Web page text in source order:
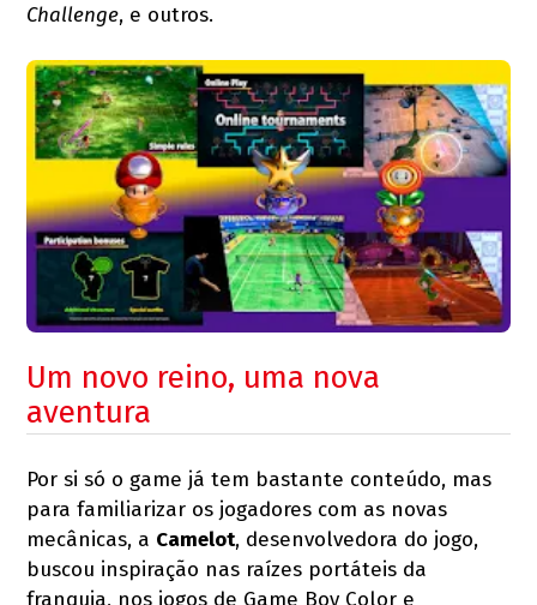
Challenge, e outros.
Um novo reino, uma nova
aventura
Por si só o game já tem bastante conteúdo, mas
para familiarizar os jogadores com as novas
mecânicas, a Camelot, desenvolvedora do jogo,
buscou inspiração nas raízes portáteis da